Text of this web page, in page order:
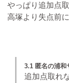
やっぱり追加点
高塚より失点前
3.1 匿名の浦和
追加点取れ